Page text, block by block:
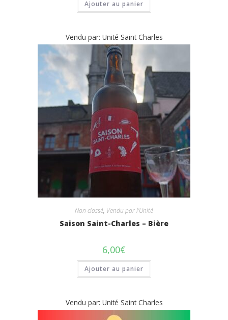
Ajouter au panier
Vendu par: Unité Saint Charles
Non classé, Vendu par l'Unité
Saison Saint-Charles – Bière
6,00€
Ajouter au panier
Vendu par: Unité Saint Charles